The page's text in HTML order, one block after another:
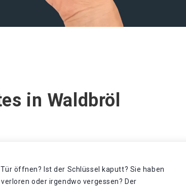
in Waldbröl
öffnen? Ist der Schlüssel kaputt? Sie haben
verloren oder irgendwo vergessen? Der